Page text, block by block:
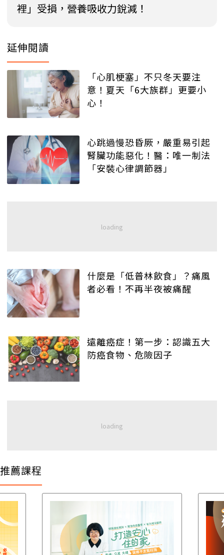
裡」受損，營養吸收力銳減！
延伸閱讀
「心肌梗塞」不只冬天要注
意！夏天「6大族群」更要小
心！
心跳過慢恐昏厥，嚴重易引起
腎臟功能惡化！醫：唯一制法
「安裝心律調節器」
什麼是「低普林飲食」？痛風
者必看！不再半夜被痛醒
遠離癌症！第一步：認識五大
防癌食物、危險因子
推薦課程